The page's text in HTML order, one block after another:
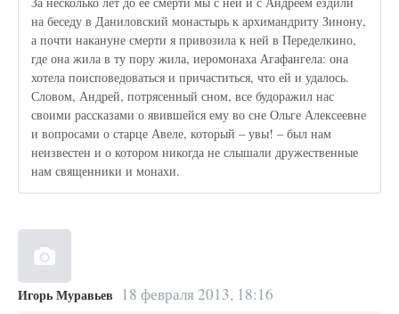
на беседу в Даниловский монастырь к архимандриту Зинону,
а почти накануне смерти я привозила к ней в Переделкино,
где она жила в ту пору жила, иеромонаха Агафангела: она
хотела поисповедоваться и причаститься, что ей и удалось.
Словом, Андрей, потрясенный сном, все будоражил нас
своими рассказами о явившейся ему во сне Ольге Алексеевне
и вопросами о старце Авеле, который – увы! – был нам
неизвестен и о котором никогда не слышали дружественные
нам священники и монахи.
Игорь Муравьев 18 февраля 2013, 18:16